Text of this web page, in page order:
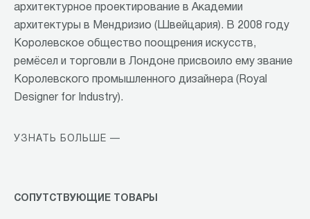
архитектурное проектирование в Академии
архитектуры в Мендризио (Швейцария). В 2008 году
Королевское общество поощрения искусств,
ремёсел и торговли в Лондоне присвоило ему звание
Королевского промышленного дизайнера (Royal
Designer for Industry).
УЗНАТЬ БОЛЬШЕ —
СОПУТСТВУЮЩИЕ ТОВАРЫ